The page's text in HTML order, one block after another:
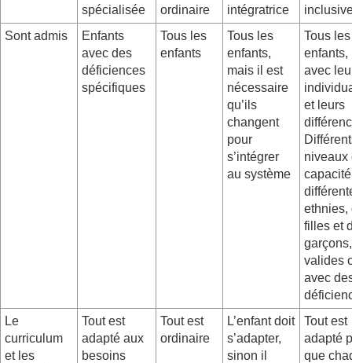
spécialisée
ordinaire
intégratrice
Sont admis
Enfants
avec des
déficiences
spécifiques
Tous les
enfants
Tous les
enfants,
mais il est
nécessaire
qu’ils
changent
pour
s’intégrer
au système
Tous les
enfants,
avec
et leurs
niveaux
ethnies,
filles et
garçons,
valides
avec
Le
curriculum
et les
Tout est
adapté aux
besoins
Tout est
ordinaire
L’enfant doit
s’adapter,
sinon il
Tout est
adapté
que